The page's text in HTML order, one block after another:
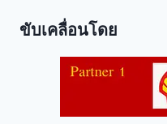
ขับเคลื่อนโดย